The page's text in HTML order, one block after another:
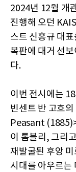
2024년 12월 개
진행해 오던
스트 신홍규 대
복판에 대거 선
다.
이번 전시에는
빈센트 반 고흐
Peasant
이 톰블리, 그리
재발굴된 후앙
시대를 아우르는